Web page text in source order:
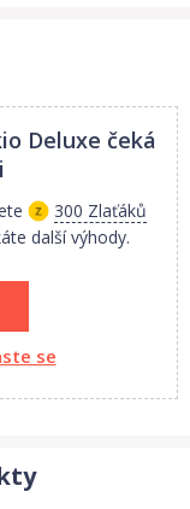
Deluxe čeká
300 Zlaťáků
další výhody.
se